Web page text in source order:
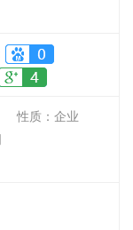
性质： 企业